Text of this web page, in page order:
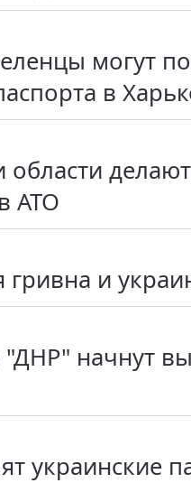
могут
в
АТО
гривна и
начнут
украинские